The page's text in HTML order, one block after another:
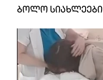
ბოლო სიახლეები